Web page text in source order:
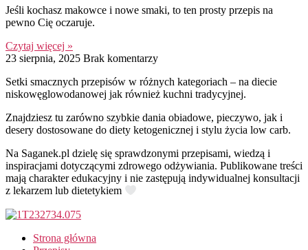
Jeśli kochasz makowce i nowe smaki, to ten prosty przepis na
pewno Cię oczaruje.
Czytaj więcej »
23 sierpnia, 2025 Brak komentarzy
Setki smacznych przepisów w różnych kategoriach – na diecie
niskowęglowodanowej jak również kuchni tradycyjnej.
Znajdziesz tu zarówno szybkie dania obiadowe, pieczywo, jak i
desery dostosowane do diety ketogenicznej i stylu życia low carb.
Na Saganek.pl dzielę się sprawdzonymi przepisami, wiedzą i
inspiracjami dotyczącymi zdrowego odżywiania. Publikowane treści
mają charakter edukacyjny i nie zastępują indywidualnej konsultacji
z lekarzem lub dietetykiem
Strona główna